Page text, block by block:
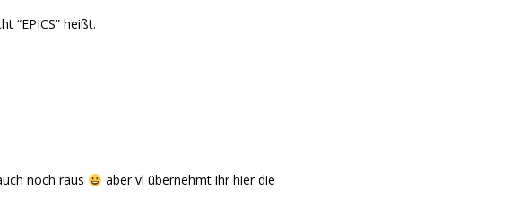
“EPICS” heißt.
noch raus
aber vl übernehmt ihr hier die